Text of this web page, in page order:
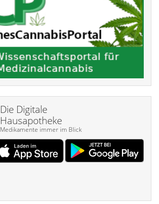
Die Digitale
Hausapotheke
Medikamente immer im Blick